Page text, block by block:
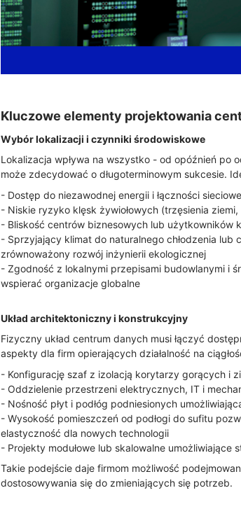
Kluczowe elementy projektowania
Wybór lokalizacji i czynniki środowiskowe
Lokalizacja wpływa na wszystko - od opóźnień
może zdecydować o długoterminowym sukcesie.
- Dostęp do niezawodnej energii i łączności
- Niskie ryzyko klęsk żywiołowych (trzęsienia
- Bliskość centrów biznesowych lub użytkowników
- Sprzyjający klimat do naturalnego chłodzenia
zrównoważony rozwój inżynierii ekologicznej
- Zgodność z lokalnymi przepisami budowlanymi i
wspierać organizacje globalne
Układ architektoniczny i konstrukcyjny
Fizyczny układ centrum danych musi łączyć
aspekty dla firm opierających działalność na
- Konfigurację szaf z izolacją korytarzy gorących i
- Oddzielenie przestrzeni elektrycznych, IT i
- Nośność płyt i podłóg podniesionych
- Wysokość pomieszczeń od podłogi do sufitu
elastyczność dla nowych technologii
- Projekty modułowe lub skalowalne
Takie podejście daje firmom możliwość
dostosowywania się do zmieniających się potrzeb.